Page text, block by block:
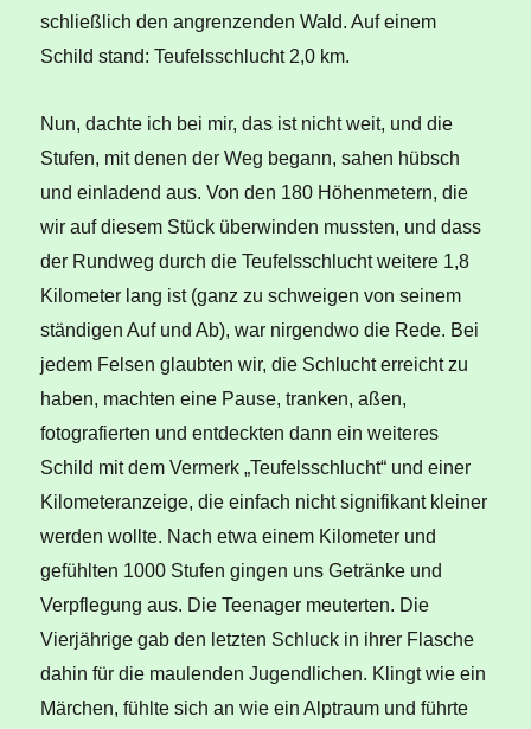
schließlich den angrenzenden Wald. Auf einem
Schild stand: Teufelsschlucht 2,0 km.
Nun, dachte ich bei mir, das ist nicht weit, und die
Stufen, mit denen der Weg begann, sahen hübsch
und einladend aus. Von den 180 Höhenmetern, die
wir auf diesem Stück überwinden mussten, und dass
der Rundweg durch die Teufelsschlucht weitere 1,8
Kilometer lang ist (ganz zu schweigen von seinem
ständigen Auf und Ab), war nirgendwo die Rede. Bei
jedem Felsen glaubten wir, die Schlucht erreicht zu
haben, machten eine Pause, tranken, aßen,
fotografierten und entdeckten dann ein weiteres
Schild mit dem Vermerk „Teufelsschlucht“ und einer
Kilometeranzeige, die einfach nicht signifikant kleiner
werden wollte. Nach etwa einem Kilometer und
gefühlten 1000 Stufen gingen uns Getränke und
Verpflegung aus. Die Teenager meuterten. Die
Vierjährige gab den letzten Schluck in ihrer Flasche
dahin für die maulenden Jugendlichen. Klingt wie ein
Märchen, fühlte sich an wie ein Alptraum und führte